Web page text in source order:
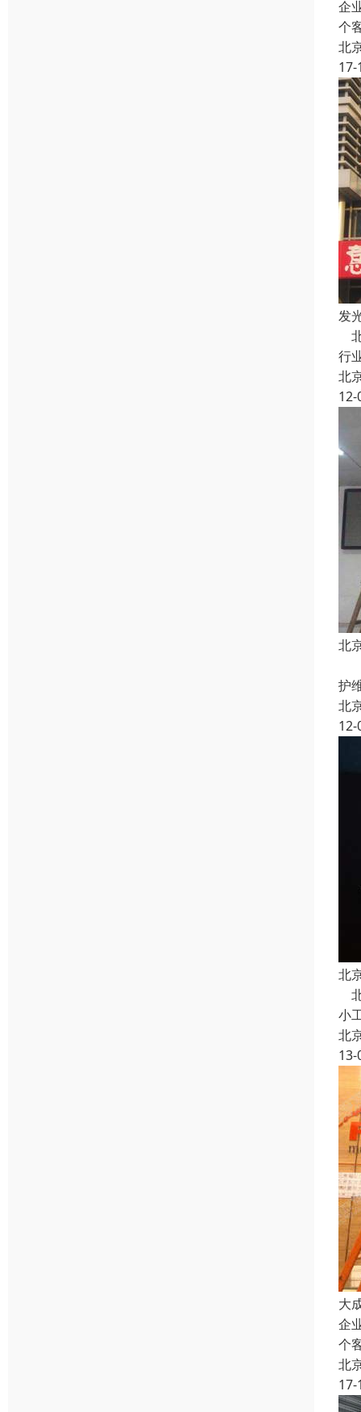
企
个
北
17-
发
行
北
12-
北
护
北
12-
北
小
北
13-
大
企
个
北
17-